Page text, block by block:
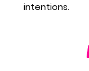
intentions.